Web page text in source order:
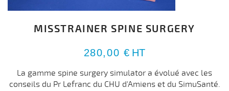
MISSTRAINER SPINE SURGERY
280,00 € HT
La gamme spine surgery simulator a évolué avec les
conseils du Pr Lefranc du CHU d'Amiens et du SimuSanté.